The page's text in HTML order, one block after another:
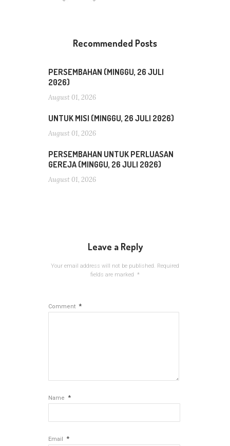
Recommended Posts
PERSEMBAHAN (MINGGU, 26 JULI
2026)
August 01, 2026
UNTUK MISI (MINGGU, 26 JULI 2026)
August 01, 2026
PERSEMBAHAN UNTUK PERLUASAN
GEREJA (MINGGU, 26 JULI 2026)
August 01, 2026
Leave a Reply
Your email address will not be published. Required
fields are marked *
Comment *
Name *
Email *